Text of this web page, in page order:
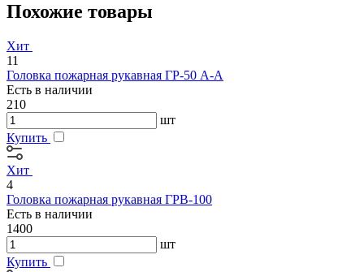
Похожие товары
Хит
11
Головка пожарная рукавная ГР-50 А-А
Есть в наличии
210
шт
Купить
Хит
4
Головка пожарная рукавная ГРВ-100
Есть в наличии
1400
шт
Купить